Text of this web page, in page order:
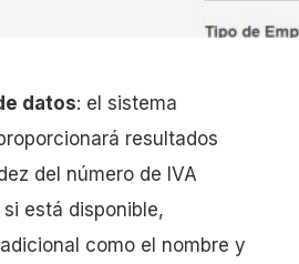
datos: el sistema
resultados
del número de IVA
está disponible,
como el nombre y